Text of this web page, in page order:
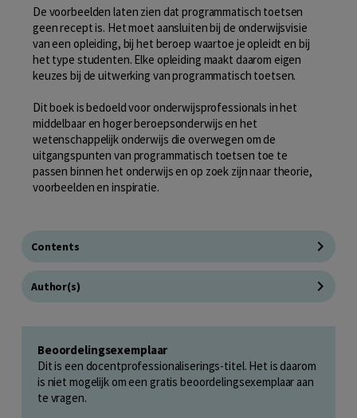
De voorbeelden laten zien dat programmatisch toetsen
geen recept is. Het moet aansluiten bij de onderwijsvisie
van een opleiding, bij het beroep waartoe je opleidt en bij
het type studenten. Elke opleiding maakt daarom eigen
keuzes bij de uitwerking van programmatisch toetsen.
Dit boek is bedoeld voor onderwijsprofessionals in het
middelbaar en hoger beroepsonderwijs en het
wetenschappelijk onderwijs die overwegen om de
uitgangspunten van programmatisch toetsen toe te
passen binnen het onderwijs en op zoek zijn naar theorie,
voorbeelden en inspiratie.
Contents
Author(s)
Beoordelingsexemplaar
Dit is een docentprofessionaliserings-titel. Het is daarom
is niet mogelijk om een gratis beoordelingsexemplaar aan
te vragen.